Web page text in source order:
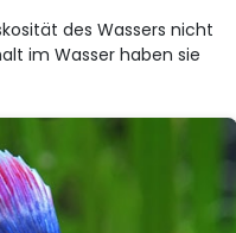
des Wassers nicht
im Wasser haben sie